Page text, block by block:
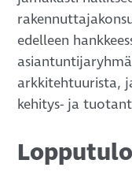
edelleen
arkkitehtuurista,
kehitys- ja